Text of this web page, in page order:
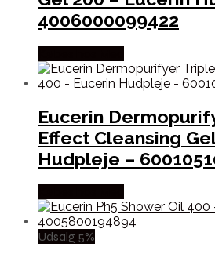
4006000099422
Eucerin
Effect Cleansing
Hudpleje –
Udsalg 5%